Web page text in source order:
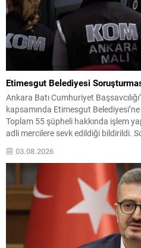
Etimesgut Belediyesi
Ankara Batı Cumhuriyet
kapsamında Etimesgut
Toplam 55 şüpheli hakkında işlem
adli mercilere sevk edildiği bildirildi.
şüpheli, tutuklama talebiyle nöbetçi
Diğer 10 kişi için...
03.08.2026